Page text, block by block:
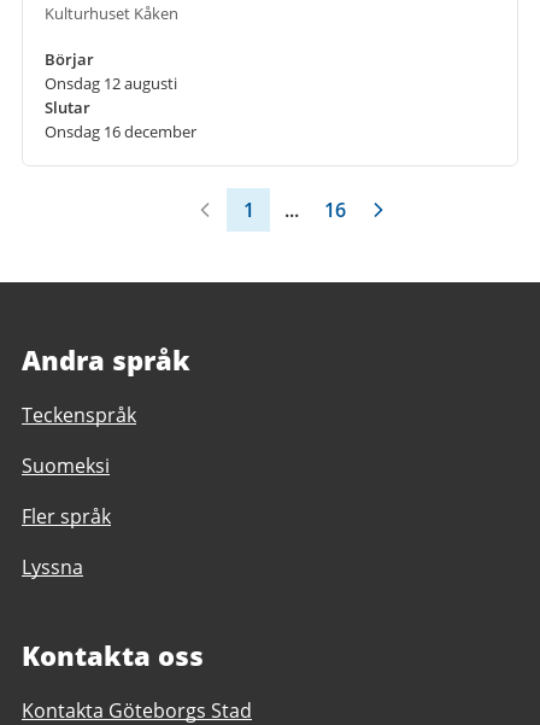
Kulturhuset Kåken
Börjar
Onsdag 12 augusti
Slutar
Onsdag 16 december
1 ... 16
Andra språk
Teckenspråk
Suomeksi
Fler språk
Lyssna
Kontakta oss
Kontakta Göteborgs Stad